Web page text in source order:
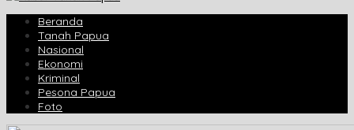
Beranda
Tanah Papua
Nasional
Ekonomi
Kriminal
Pesona Papua
Foto